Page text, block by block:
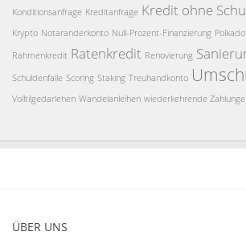
Konditionsanfrage Kreditanfrage Kredit ohne
Krypto Notaranderkonto Null-Prozent-Finanzierung
Rahmenkredit Ratenkredit Renovierung
Schuldenfalle Scoring Staking Treuhandkonto
Volltilgedarlehen Wandelanleihen wiederkehrende
ÜBER UNS